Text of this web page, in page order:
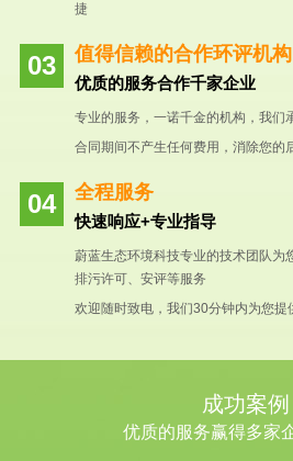
捷
值得信赖的合作环评机构
优质的服务合作千家企业
专业的服务，一诺千金的机构，我们
合同期间不产生任何费用，消除您的
全程服务
快速响应+专业指导
蔚蓝生态环境科技专业的技术团队为
排污许可、安评等服务
欢迎随时致电，我们30分钟内为您提
成功案例
优质的服务赢得多家